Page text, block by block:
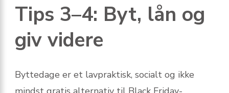
Tips 3–4: Byt, lån og
giv videre
Byttedage er et lavpraktisk, socialt og ikke